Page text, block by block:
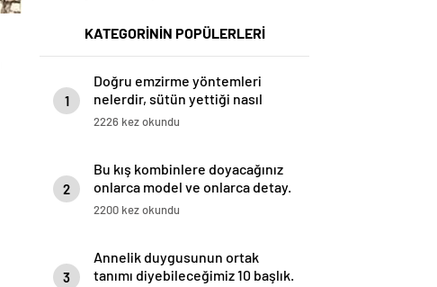
KATEGORİNİN POPÜLERLERİ
1
Doğru emzirme yöntemleri
nelerdir, sütün yettiği nasıl
anlaşılır?
2226 kez okundu
2
Bu kış kombinlere doyacağınız
onlarca model ve onlarca detay.
2200 kez okundu
3
Annelik duygusunun ortak
tanımı diyebileceğimiz 10 başlık.